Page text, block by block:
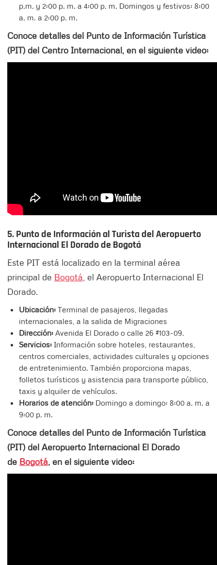
p.m. y 2:00 p. m. a 4:00 p. m. Domingos y festivos: 8:00
a. m. a 2:00 p. m.
Conoce detalles del Punto de Información Turística
(PIT) del Centro Internacional, en el siguiente video:
5. Punto de Información al Turista del Aeropuerto
Internacional El Dorado de Bogotá
Este PIT está localizado en la terminal aérea
principal de Bogotá , el Aeropuerto Internacional El
Dorado.
Ubicación: Terminal de pasajeros, llegadas
internacionales, a la salida de Migraciones
Dirección: Avenida El Dorado o calle 26 #103-09.
Servicios: Información sobre hoteles, restaurantes,
centros comerciales, actividades culturales y opciones
de entretenimiento. También proporciona mapas,
folletos turísticos y asistencia para transporte público,
taxis y alquiler de vehículos.
Horarios de atención: Domingo a domingo: 8:00 a. m. a
9:00 p. m.
Conoce detalles del Punto de Información Turística
(PIT) del Aeropuerto Internacional El Dorado
de Bogotá, en el siguiente video: